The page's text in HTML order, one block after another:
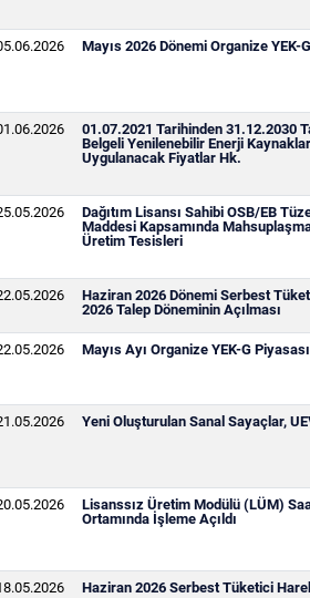
Mayıs 2026 Dönemi Organize
01.07.2021 Tarihinden 31.12.2030
Belgeli Yenilenebilir Enerji
Uygulanacak Fiyatlar Hk.
Dağıtım Lisansı Sahibi OSB/EB
Maddesi Kapsamında
Üretim Tesisleri
Haziran 2026 Dönemi Serbest
2026 Talep Döneminin Açılması
Mayıs Ayı Organize YEK-G Piyasası
Yeni Oluşturulan Sanal Sayaçlar,
Lisanssız Üretim Modülü (LÜM)
Ortamında İşleme Açıldı
Haziran 2026 Serbest Tüketici